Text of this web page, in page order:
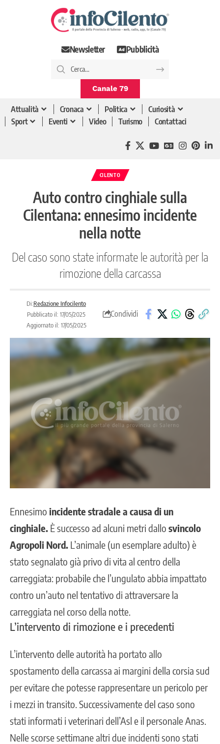
Newsletter Pubblicità
Canale 79
Attualità Cronaca Politica
Curiosità
Sport
Eventi Video Turismo Contattaci
CILENTO
Auto contro cinghiale sulla
Cilentana: ennesimo incidente
nella notte
Del caso sono state informate le autorità per la
rimozione della carcassa
Di:Redazione Infocilento
Pubblicato il: 17/05/2025
Aggiornato il: 17/05/2025
Condividi
Ennesimo incidente stradale a causa di un
cinghiale. È successo ad alcuni metri dallo svincolo
Agropoli Nord. L’animale (un esemplare adulto) è
stato segnalato già privo di vita al centro della
carreggiata: probabile che l’ungulato abbia impattato
contro un’auto nel tentativo di attraversare la
carreggiata nel corso della notte.
L’intervento di rimozione e i precedenti
L’intervento delle autorità ha portato allo
spostamento della carcassa ai margini della corsia sud
per evitare che potesse rappresentare un pericolo per
i mezzi in transito. Successivamente del caso sono
stati informati i veterinari dell’Asl e il personale Anas.
Nelle scorse settimanealtri due incidenti sono stati